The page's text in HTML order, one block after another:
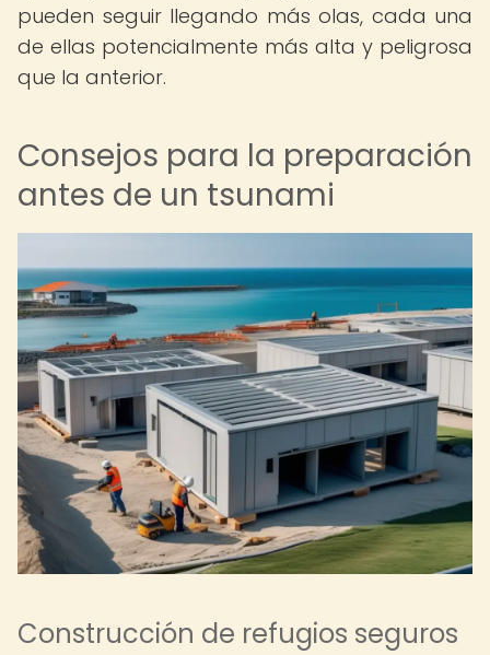
pueden seguir llegando más olas, cada una
de ellas potencialmente más alta y peligrosa
que la anterior.
Consejos para la preparación
antes de un tsunami
Construcción de refugios seguros